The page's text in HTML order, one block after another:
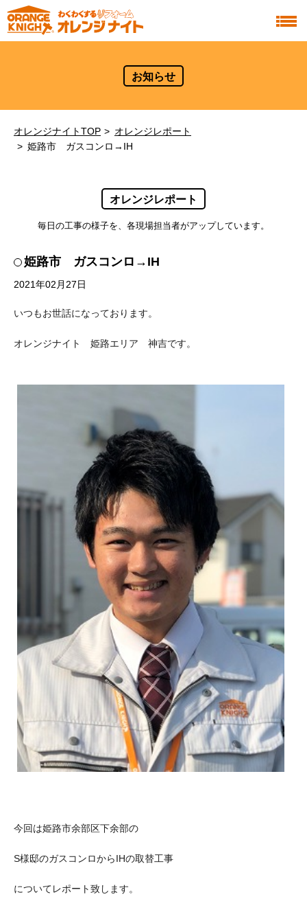
お知らせ
オレンジナイトTOP
オレンジレポート
姫路市 ガスコンロ→IH
オレンジレポート
毎日の工事の様子を、各現場担当者がアップしています。
姫路市 ガスコンロ→IH
2021年02月27日
いつもお世話になっております。
オレンジナイト 姫路エリア 神吉です。
今回は姫路市余部区下余部の
S様邸のガスコンロからIHの取替工事
についてレポート致します。